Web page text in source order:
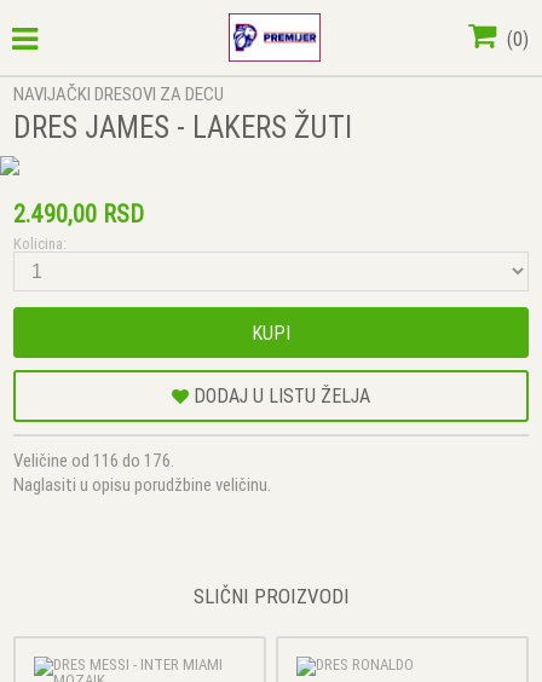
(0)
NAVIJAČKI DRESOVI ZA DECU
DRES JAMES - LAKERS ŽUTI
2.490,00 RSD
Kolicina:
KUPI
DODAJ U LISTU ŽELJA
Veličine od 116 do 176.
Naglasiti u opisu porudžbine veličinu.
SLIČNI PROIZVODI